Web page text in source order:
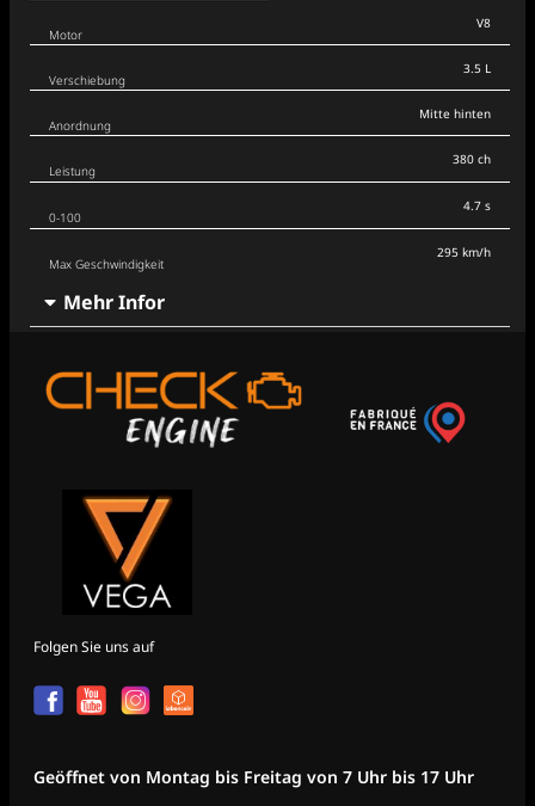
Motor
Verschiebung
Anordnung
V8
3.5 L
Mitte hinten
Leistung
0-100
Max Geschwindigkeit
380 ch
4.7 s
295 km/h
Mehr Infor
Folgen Sie uns auf
Geöffnet von Montag bis Freitag von 7 Uhr bis 17 Uhr